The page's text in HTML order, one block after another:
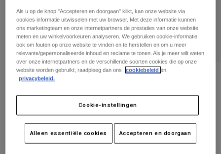
Handschoenen
Beschermingen
Brillen
Sokken
Accessoires
Onderdelen
Protections
Brillen
Sokken
T-Shirts & Tops
Hoodies en truien
Jassen
Leggings & Broeken
Youth
Moto
Helmen
Shirts
Pants
Boots
Beschermers
Brillen
Beoordelingen
Handschoenen Defend Thermo
Artikelnummer31322
Price reduced from
€ 39,99 € 23,99 40% OFF
Als u op de knop "Accepteren en doorgaan" klikt, kan onze website via
cookies informatie uitwisselen met uw browser. Met deze informatie kunnen
ons marketingteam en onze internetpartners de prestaties van onze website
meten en uw winkelvoorkeuren analyseren. We gebruiken cookie-informatie
ook om fouten op onze website te vinden en te herstellen en om u meer
relevante/gepersonaliseerde inhoud en reclame te tonen. Als je meer wilt weten
over onze internetpartners en de verschillende soorten cookies die op onze
website worden gebruikt, raadpleeg dan ons
cookiebeleid en
privacybeleid.
Cookie-instellingen
Alleen essentiële cookies Accepteren en doorgaan